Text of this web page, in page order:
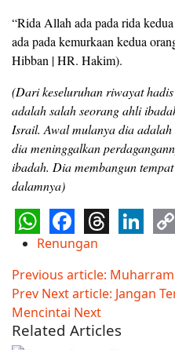
“Rida Allah ada pada rida
ada pada kemurkaan kedua
Hibban | HR. Hakim).
(Dari keseluruhan riwayat
adalah salah seorang ahli
Israil. Awal mulanya dia
dia meninggalkan
ibadah. Dia membangun
dalamnya)
WhatsApp
Facebook
Threads
Renungan
Previous article:
Prev Next article: Jangan
Mencintai Next
Related Articles